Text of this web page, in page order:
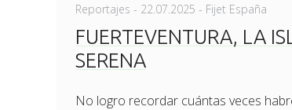
Reportajes - Posted
22.07.2025 - Fijet España
FUERTEVENTURA, LA
SERENA
No logro recordar cuántas veces